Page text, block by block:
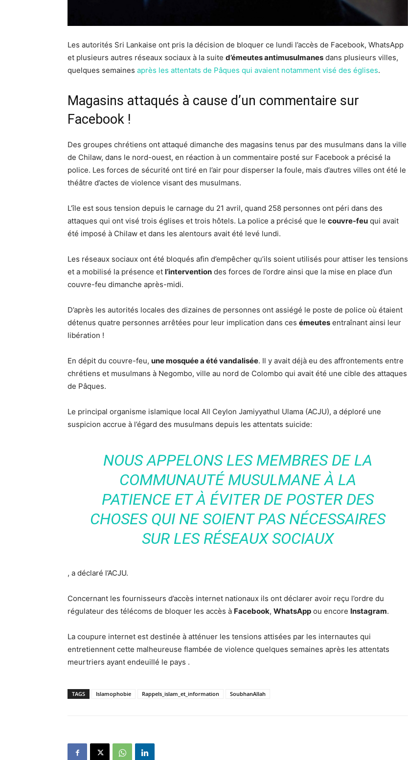
Les autorités Sri Lankaise ont pris la décision de bloquer ce lundi l’accès de Facebook, WhatsApp
et plusieurs autres réseaux sociaux à la suite d’émeutes antimusulmanes dans plusieurs villes,
quelques semaines après les attentats de Pâques qui avaient notamment visé des églises.
Magasins attaqués à cause d’un commentaire sur
Facebook !
Des groupes chrétiens ont attaqué dimanche des magasins tenus par des musulmans dans la ville
de Chilaw, dans le nord-ouest, en réaction à un commentaire posté sur Facebook a précisé la
police. Les forces de sécurité ont tiré en l’air pour disperser la foule, mais d’autres villes ont été le
théâtre d’actes de violence visant des musulmans.
L’île est sous tension depuis le carnage du 21 avril, quand 258 personnes ont péri dans des
attaques qui ont visé trois églises et trois hôtels. La police a précisé que le couvre-feu qui avait
été imposé à Chilaw et dans les alentours avait été levé lundi.
Les réseaux sociaux ont été bloqués afin d’empêcher qu’ils soient utilisés pour attiser les tensions
et a mobilisé la présence et l’intervention des forces de l’ordre ainsi que la mise en place d’un
couvre-feu dimanche après-midi.
D’après les autorités locales des dizaines de personnes ont assiégé le poste de police où étaient
détenus quatre personnes arrêtées pour leur implication dans ces émeutes entraînant ainsi leur
libération !
En dépit du couvre-feu, une mosquée a été vandalisée. Il y avait déjà eu des affrontements entre
chrétiens et musulmans à Negombo, ville au nord de Colombo qui avait été une cible des attaques
de Pâques.
Le principal organisme islamique local All Ceylon Jamiyyathul Ulama (ACJU), a déploré une
suspicion accrue à l’égard des musulmans depuis les attentats suicide:
NOUS APPELONS LES MEMBRES DE LA
COMMUNAUTÉ MUSULMANE À LA
PATIENCE ET À ÉVITER DE POSTER DES
CHOSES QUI NE SOIENT PAS NÉCESSAIRES
SUR LES RÉSEAUX SOCIAUX
, a déclaré l’ACJU.
Concernant les fournisseurs d’accès internet nationaux ils ont déclarer avoir reçu l’ordre du
régulateur des télécoms de bloquer les accès à Facebook, WhatsApp ou encore Instagram.
La coupure internet est destinée à atténuer les tensions attisées par les internautes qui
entretiennent cette malheureuse flambée de violence quelques semaines après les attentats
meurtriers ayant endeuillé le pays .
TAGS Islamophobie Rappels_islam_et_information SoubhanAllah